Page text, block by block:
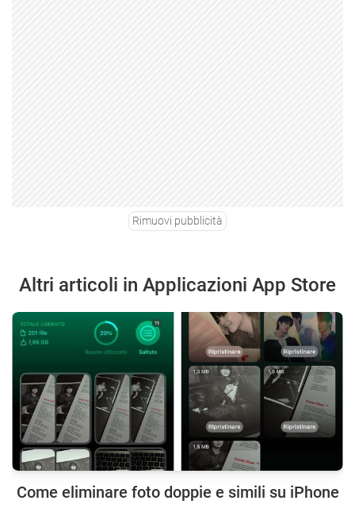
Rimuovi pubblicità
Altri articoli in Applicazioni App Store
Come eliminare foto doppie e simili su iPhone